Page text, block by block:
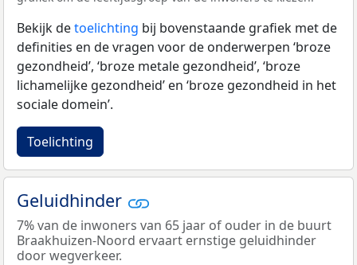
Bekijk detoelichting bij bovenstaande grafiek met de
definities en de vragen voor de onderwerpen ‘broze
gezondheid’, ‘broze metale gezondheid’, ‘broze
lichamelijke gezondheid’ en ‘broze gezondheid in het
sociale domein’.
Toelichting
Geluidhinder
7% van de inwoners van 65 jaar of ouder in de buurt
Braakhuizen-Noord ervaart ernstige geluidhinder
door wegverkeer.